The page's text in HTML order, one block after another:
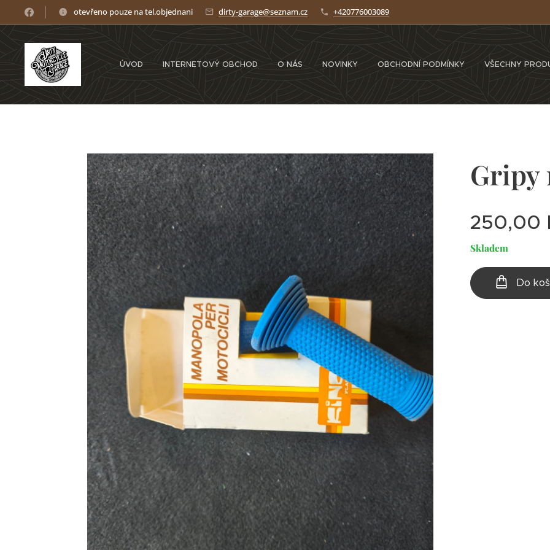
otevřeno pouze na tel.objednani dirty-garage@seznam.cz +420776003089
ÚVOD INTERNETOVÝ OBCHOD O NÁS NOVINKY OBCHODNÍ PODMÍNKY VŠECHNY
Gripy
250,00
Skladem
Do